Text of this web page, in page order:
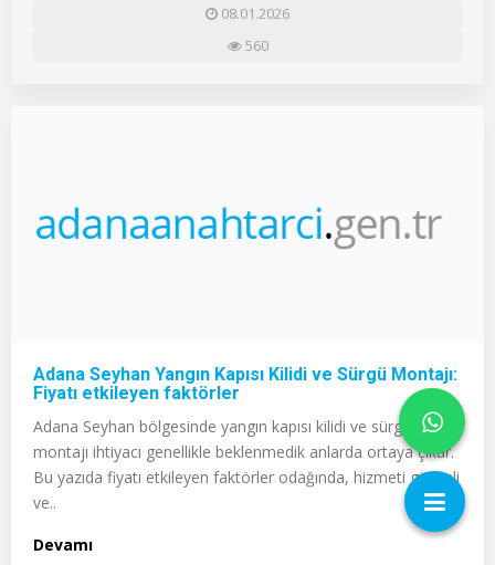
08.01.2026
560
Adana Seyhan Yangın Kapısı Kilidi ve Sürgü Montajı:
Fiyatı etkileyen faktörler
Adana Seyhan bölgesinde yangın kapısı kilidi ve sürgü
montajı ihtiyacı genellikle beklenmedik anlarda ortaya çıkar.
Bu yazıda fiyatı etkileyen faktörler odağında, hizmeti güvenli
ve..
Devamı